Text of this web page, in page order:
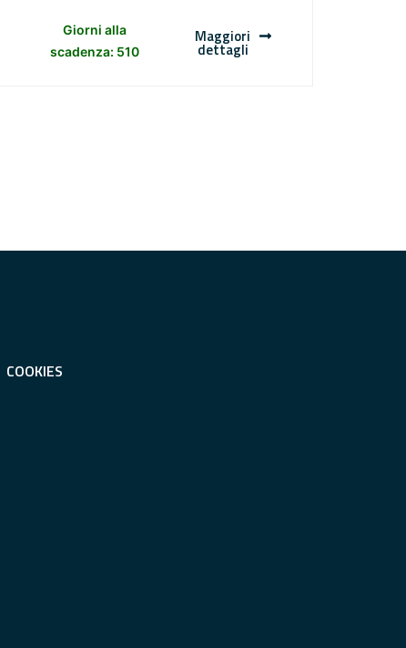
Giorni alla
scadenza: 510
Maggiori
dettagli
COOKIES